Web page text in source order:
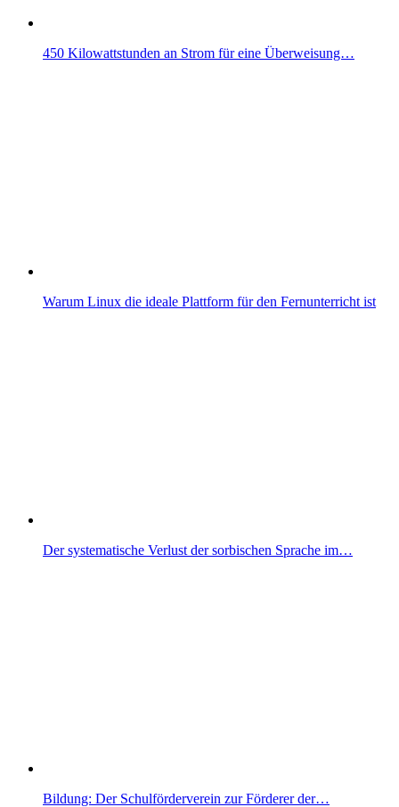
450 Kilowattstunden an Strom für eine Überweisung…
Warum Linux die ideale Plattform für den Fernunterricht ist
Der systematische Verlust der sorbischen Sprache im…
Bildung: Der Schulförderverein zur Förderer der…